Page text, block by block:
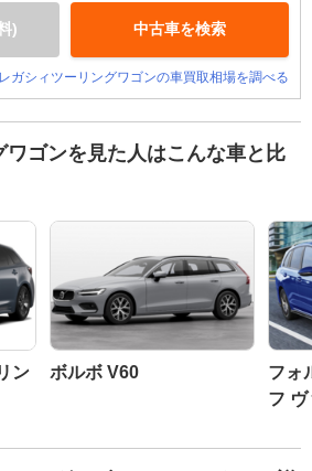
) 中古車を検索
レガシィツーリングワゴンの車買取相場を調べる
ワゴンを見た人はこんな車と比
ン
ボルボ V60
フォ
フ